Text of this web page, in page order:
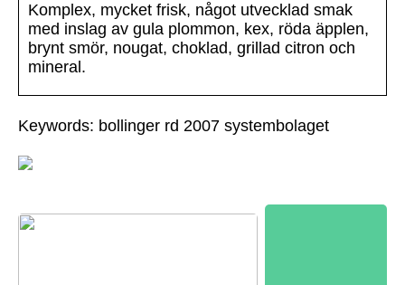
Komplex, mycket frisk, något utvecklad smak
med inslag av gula plommon, kex, röda äpplen,
brynt smör, nougat, choklad, grillad citron och
mineral.
Keywords: bollinger rd 2007 systembolaget